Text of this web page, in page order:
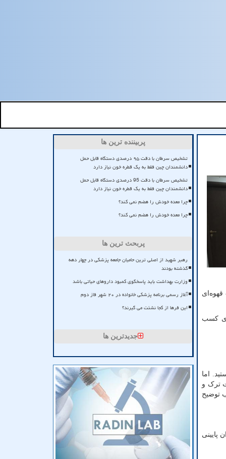
کسب
اما
ترک و
توضیح
پایینی
پربیننده ترین ها
تشخیص سرطان با دقت ۹۵ درصدی دستگاه قابل حمل
دانشمندان چین فقط به یک قطره خون نیاز دارد
تشخیص سرطان با دقت 95 درصدی دستگاه قابل حمل
دانشمندان چین فقط به یک قطره خون نیاز دارد
چرا معده خودش را هضم نمی کند؟
چرا معده خودش را هضم نمی کند؟
پربحث ترین ها
رهبر شهید از اصلی ترین حامیان جامعه پزشکی در چهار دهه
گذشته بودند
وزارت بهداشت باید پاسخگوی کمبود داروهای حیاتی باشد
آغاز رسمی برنامه پزشکی خانواده در ۲۰ شهر فاز دوم
این فرها از کجا نشئت می گیرند؟
جدیدترین ها